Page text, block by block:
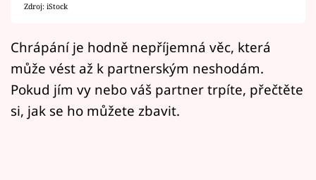
Mámy sobě
Přihlášení
Zdroj: iStock
Chrápání je hodně nepříjemná věc, která
může vést až k partnerským neshodám.
Pokud jím vy nebo váš partner trpíte, přečtěte
si, jak se ho můžete zbavit.